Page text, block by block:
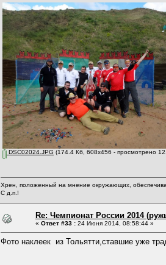
DSC02024.JPG (174.4 Кб, 608x456 - просмотрено
Хрен, положенный на мнение окружающих,
С д.п.!
Re: Чемпионат России 2014
« Ответ #33 : 24 Июня 2014, 08:58:44 »
Фото наклеек из Тольятти,ставшие уже